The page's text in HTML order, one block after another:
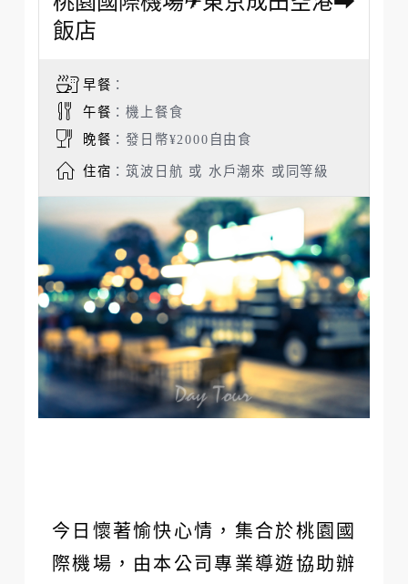
飯店
早餐 ：
午餐 ：機上餐食
晚餐 ：發日幣¥2000自由食
住宿 ：筑波日航 或 水戶潮來 或同等級
今日懷著愉快心情，集合於桃園國
際機場，由本公司專業導遊協助辦